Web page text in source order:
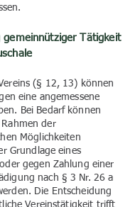
gemeinnütziger Tätigkeit
(§ 12, 13) können
eine angemessene
Bei Bedarf können
der
Möglichkeiten
Grundlage eines
gegen Zahlung einer
nach § 3 Nr. 26 a
Die Entscheidung
Vereinstätigkeit trifft